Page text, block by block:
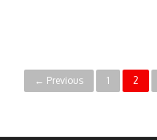
P← Previous 1 2